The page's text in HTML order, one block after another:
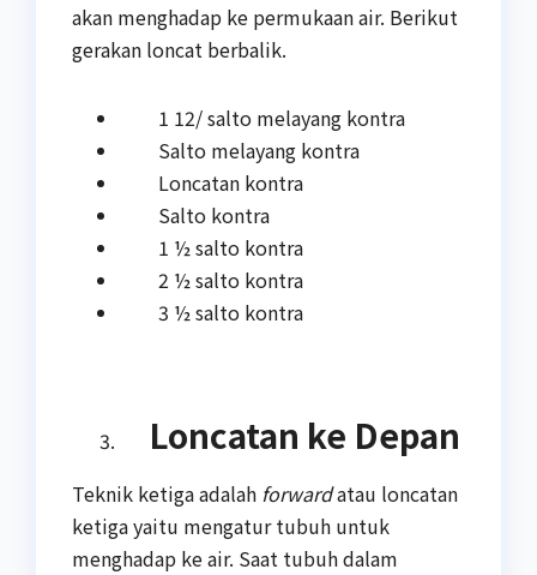
akan menghadap ke permukaan air. Berikut
gerakan loncat berbalik.
1 12/ salto melayang kontra
Salto melayang kontra
Loncatan kontra
Salto kontra
1 ½ salto kontra
2 ½ salto kontra
3 ½ salto kontra
Loncatan ke Depan
Teknik ketiga adalah forwardatau loncatan
ketiga yaitu mengatur tubuh untuk
menghadap ke air. Saat tubuh dalam